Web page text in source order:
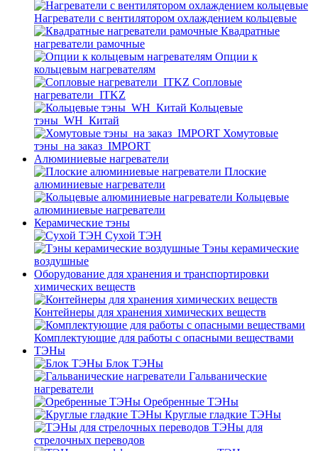
Нагреватели с вентилятором охлаждением кольцевые
Квадратные
нагреватели рамочные
Опции к
кольцевым нагревателям
Cопловые
нагреватели_ITKZ
Кольцевые
тэны_WH_Китай
Хомутовые
тэны_на заказ_IMPORT
Алюминиевые нагреватели
Плоские
алюминиевые нагреватели
Кольцевые
алюминиевые нагреватели
Керамические тэны
Сухой ТЭН
Тэны керамические
воздушные
Оборудование для хранения и транспортировки
химических веществ
Контейнеры для хранения химических веществ
Комплектующие для работы с опасными веществами
ТЭНы
Блок ТЭНы
Гальванические
нагреватели
Оребренные ТЭНы
Круглые гладкие ТЭНы
ТЭНы для
стрелочных переводов